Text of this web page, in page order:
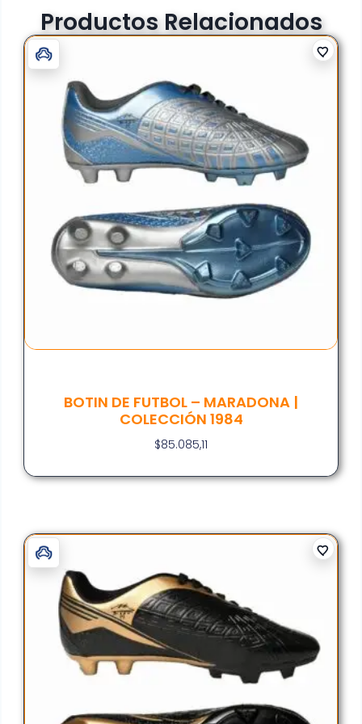
Productos Relacionados
BOTIN DE FUTBOL – MARADONA |
COLECCIÓN 1984
$85.085,11